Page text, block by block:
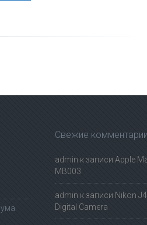
Свежие комментарии
admin к записи Apple
MB003
admin к записи Nikon
Digital Camera